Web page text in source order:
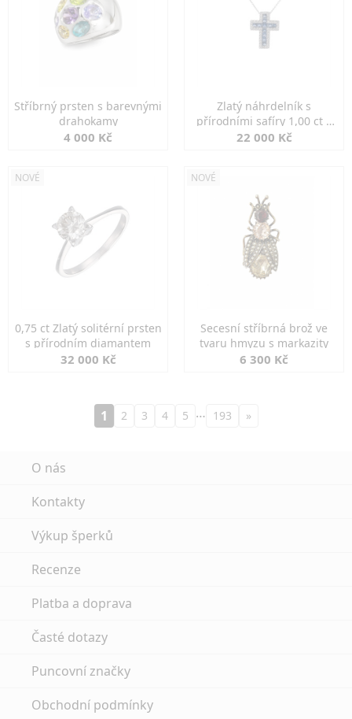
Stříbrný prsten s barevnými
drahokamy
4 000 Kč
Zlatý náhrdelník s
přírodními safíry 1,00 ct a
diamanty
22 000 Kč
NOVÉ
0,75 ct Zlatý solitérní prsten
s přírodním diamantem
32 000 Kč
NOVÉ
Secesní stříbrná brož ve
tvaru hmyzu s markazity
6 300 Kč
1 2 3 4 5 … 193 »
O nás
Kontakty
Výkup šperků
Recenze
Platba a doprava
Časté dotazy
Puncovní značky
Obchodní podmínky